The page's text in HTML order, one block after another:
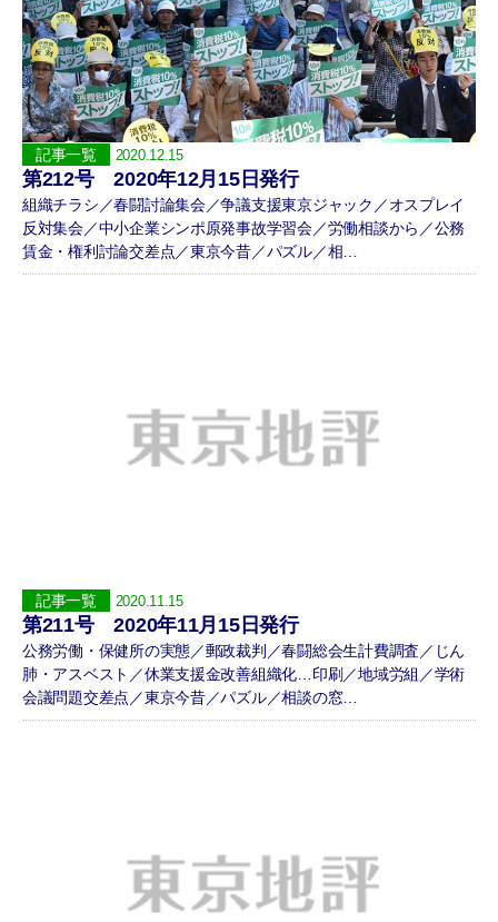
記事一覧 2020.12.15
第212号 2020年12月15日発行
組織チラシ／春闘討論集会／争議支援東京ジャック／オスプレイ
反対集会／中小企業シンポ原発事故学習会／労働相談から／公務
賃金・権利討論交差点／東京今昔／パズル／相…
記事一覧 2020.11.15
第211号 2020年11月15日発行
公務労働・保健所の実態／郵政裁判／春闘総会生計費調査／じん
肺・アスベスト／休業支援金改善組織化…印刷／地域労組／学術
会議問題交差点／東京今昔／パズル／相談の窓…